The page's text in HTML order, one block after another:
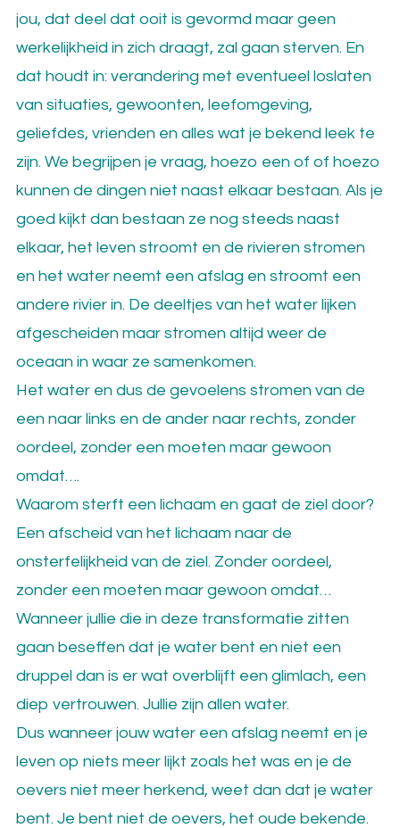
jou, dat deel dat ooit is gevormd maar geen
werkelijkheid in zich draagt, zal gaan sterven. En
dat houdt in: verandering met eventueel loslaten
van situaties, gewoonten, leefomgeving,
geliefdes, vrienden en alles wat je bekend leek te
zijn. We begrijpen je vraag, hoezo een of of hoezo
kunnen de dingen niet naast elkaar bestaan. Als je
goed kijkt dan bestaan ze nog steeds naast
elkaar, het leven stroomt en de rivieren stromen
en het water neemt een afslag en stroomt een
andere rivier in. De deeltjes van het water lijken
afgescheiden maar stromen altijd weer de
oceaan in waar ze samenkomen.
Het water en dus de gevoelens stromen van de
een naar links en de ander naar rechts, zonder
oordeel, zonder een moeten maar gewoon
omdat….
Waarom sterft een lichaam en gaat de ziel door?
Een afscheid van het lichaam naar de
onsterfelijkheid van de ziel. Zonder oordeel,
zonder een moeten maar gewoon omdat…
Wanneer jullie die in deze transformatie zitten
gaan beseffen dat je water bent en niet een
druppel dan is er wat overblijft een glimlach, een
diep vertrouwen. Jullie zijn allen water.
Dus wanneer jouw water een afslag neemt en je
leven op niets meer lijkt zoals het was en je de
oevers niet meer herkend, weet dan dat je water
bent. Je bent niet de oevers, het oude bekende.